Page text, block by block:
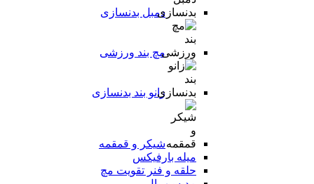
دمبل بدنسازی
مچ بند ورزشی
زانو بند بدنسازی
شیکر و قمقمه
میله بارفیکس
حلقه و فنر تقویت مچ